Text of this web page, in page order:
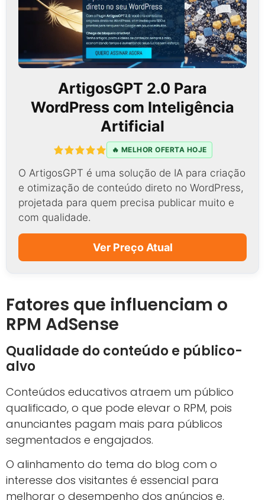
ArtigosGPT 2.0 Para
WordPress com Inteligência
Artificial
🔥 MELHOR OFERTA HOJE
O ArtigosGPT é uma solução de IA para criação
e otimização de conteúdo direto no WordPress,
projetada para quem precisa publicar muito e
com qualidade.
Ver Preço Atual
Fatores que influenciam o
RPM AdSense
Qualidade do conteúdo e público-
alvo
Conteúdos educativos atraem um público
qualificado, o que pode elevar o RPM, pois
anunciantes pagam mais para públicos
segmentados e engajados.
O alinhamento do tema do blog com o
interesse dos visitantes é essencial para
melhorar o desempenho dos anúncios e,